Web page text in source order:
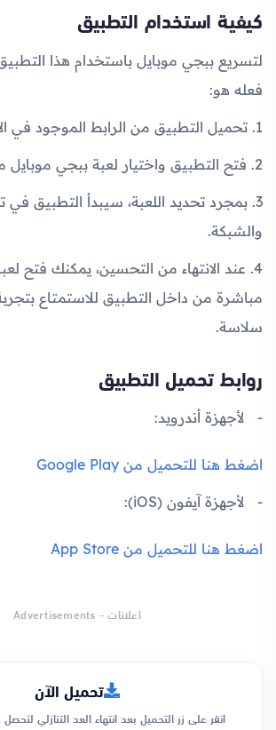
كيفية استخدام التطبيق
لتسريع ببجي موبايل باستخدام هذا
فعله هو:
1. تحميل التطبيق من الرابط الموجود في الأسفل.
2. فتح التطبيق واختيار لعبة ببجي موبايل من الواجهة.
3. بمجرد تحديد اللعبة، سيبدأ التطبيق
والشبكة.
4. عند الانتهاء من التحسين، يمكنك فتح
مباشرة من داخل التطبيق للاستمتاع
سلاسة.
روابط تحميل التطبيق
لأجهزة أندرويد:
اضغط هنا للتحميل من Google Play
لأجهزة آيفون (iOS):
اضغط هنا للتحميل من App Store
اعلانات - Advertisements
تحميل الآن
انقر على زر التحميل بعد انتهاء العد التنازلي